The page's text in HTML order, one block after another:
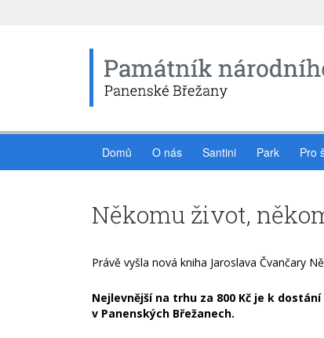
Domů O nás Santini Park Pro
Někomu život,
Právě vyšla nová kniha Jaroslava Čvančary
Nejlevnější na trhu za 800 Kč je k
v Panenských Břežanech.